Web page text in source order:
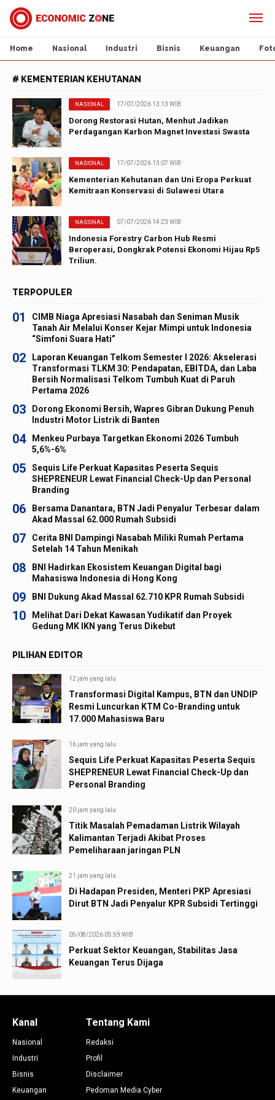
Home Nasional Industri Bisnis Keuangan
# KEMENTERIAN KEHUTANAN
NASIONAL 17/07/2026 13:13 WIB
Dorong Restorasi Hutan, Menhut Jadikan
Perdagangan Karbon Magnet Investasi Swasta
NASIONAL 17/07/2026 13:07 WIB
Kementerian Kehutanan dan Uni Eropa Perkuat
Kemitraan Konservasi di Sulawesi Utara
NASIONAL 07/07/2026 14:23 WIB
Indonesia Forestry Carbon Hub Resmi
Beroperasi, Dongkrak Potensi Ekonomi Hijau Rp5
Triliun.
TERPOPULER
01
CIMB Niaga Apresiasi Nasabah dan Seniman Musik
Tanah Air Melalui Konser Kejar Mimpi untuk Indonesia
“Simfoni Suara Hati”
02
Laporan Keuangan Telkom Semester I 2026: Akselerasi
Transformasi TLKM 30: Pendapatan, EBITDA, dan Laba
Bersih Normalisasi Telkom Tumbuh Kuat di Paruh
Pertama 2026
03
Dorong Ekonomi Bersih, Wapres Gibran Dukung Penuh
Industri Motor Listrik di Banten
04
Menkeu Purbaya Targetkan Ekonomi 2026 Tumbuh
5,6%-6%
05
Sequis Life Perkuat Kapasitas Peserta Sequis
SHEPRENEUR Lewat Financial Check-Up dan Personal
Branding
06
Bersama Danantara, BTN Jadi Penyalur Terbesar dalam
Akad Massal 62.000 Rumah Subsidi
07
Cerita BNI Dampingi Nasabah Miliki Rumah Pertama
Setelah 14 Tahun Menikah
08
BNI Hadirkan Ekosistem Keuangan Digital bagi
Mahasiswa Indonesia di Hong Kong
09 BNI Dukung Akad Massal 62.710 KPR Rumah Subsidi
10
Melihat Dari Dekat Kawasan Yudikatif dan Proyek
Gedung MK IKN yang Terus Dikebut
PILIHAN EDITOR
12 jam yang lalu
Transformasi Digital Kampus, BTN dan UNDIP
Resmi Luncurkan KTM Co-Branding untuk
17.000 Mahasiswa Baru
16 jam yang lalu
Sequis Life Perkuat Kapasitas Peserta Sequis
SHEPRENEUR Lewat Financial Check-Up dan
Personal Branding
20 jam yang lalu
Titik Masalah Pemadaman Listrik Wilayah
Kalimantan Terjadi Akibat Proses
Pemeliharaan jaringan PLN
21 jam yang lalu
Di Hadapan Presiden, Menteri PKP Apresiasi
Dirut BTN Jadi Penyalur KPR Subsidi Tertinggi
05/08/2026 05:59 WIB
Perkuat Sektor Keuangan, Stabilitas Jasa
Keuangan Terus Dijaga
Kanal
Nasional
Industri
Bisnis
Keuangan
Tentang Kami
Redaksi
Profil
Disclaimer
Pedoman Media Cyber